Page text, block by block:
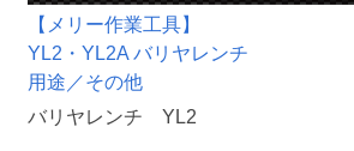
【メリー作業工具】
YL2・YL2A バリヤレンチ
用途／その他
バリヤレンチ YL2